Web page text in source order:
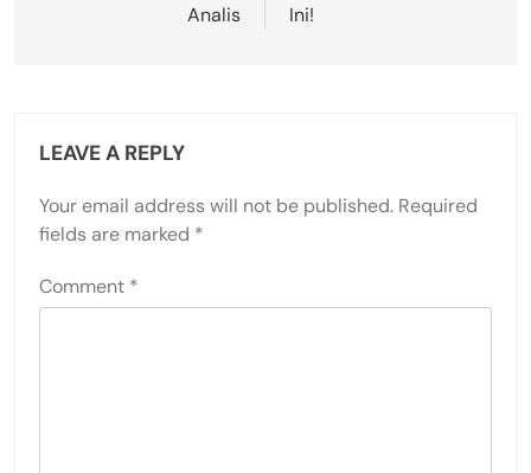
Analis
Ini!
LEAVE A REPLY
Your email address will not be published. Required
fields are marked *
Comment *